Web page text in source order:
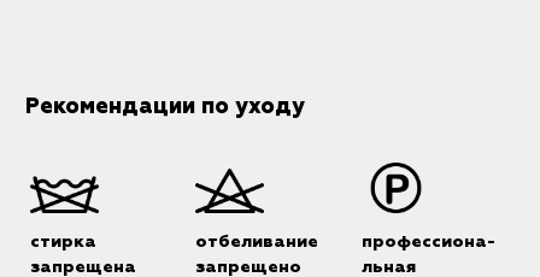
Рекомендации по уходу
стирка
запрещена
отбеливание
запрещено
профессиона-
льная